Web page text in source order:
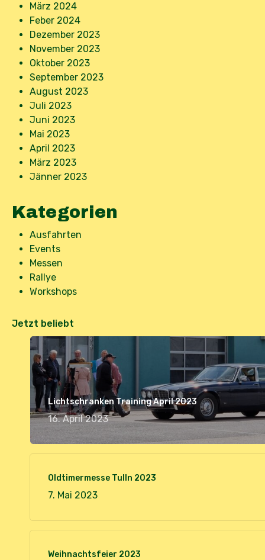
März 2024
Feber 2024
Dezember 2023
November 2023
Oktober 2023
September 2023
August 2023
Juli 2023
Juni 2023
Mai 2023
April 2023
März 2023
Jänner 2023
Kategorien
Ausfahrten
Events
Messen
Rallye
Workshops
Jetzt beliebt
Lichtschranken Training April 2023
16. April 2023
Oldtimermesse Tulln 2023
7. Mai 2023
Weihnachtsfeier 2023